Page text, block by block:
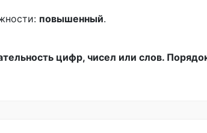
повышенный.
цифр, чисел или слов.